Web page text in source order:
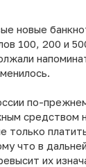
новые
100, 200 и
по-
средством
что в
их